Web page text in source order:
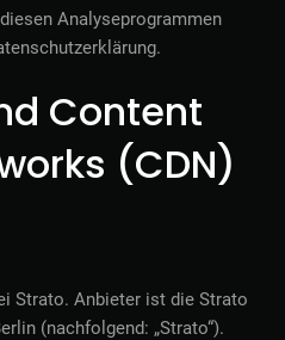
Analyseprogrammen
Content
(CDN)
Strato. Anbieter ist die Strato
(nachfolgend: „Strato“).